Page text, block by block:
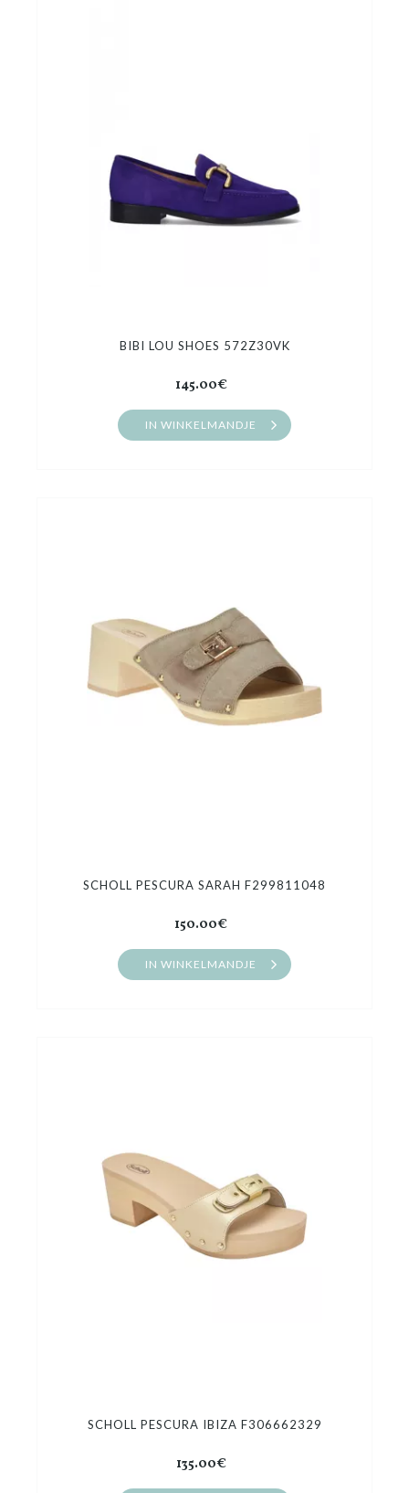
BIBI LOU SHOES 572Z30VK
145.00€
IN WINKELMANDJE
SCHOLL PESCURA SARAH F299811048
150.00€
IN WINKELMANDJE
SCHOLL PESCURA IBIZA F306662329
135.00€